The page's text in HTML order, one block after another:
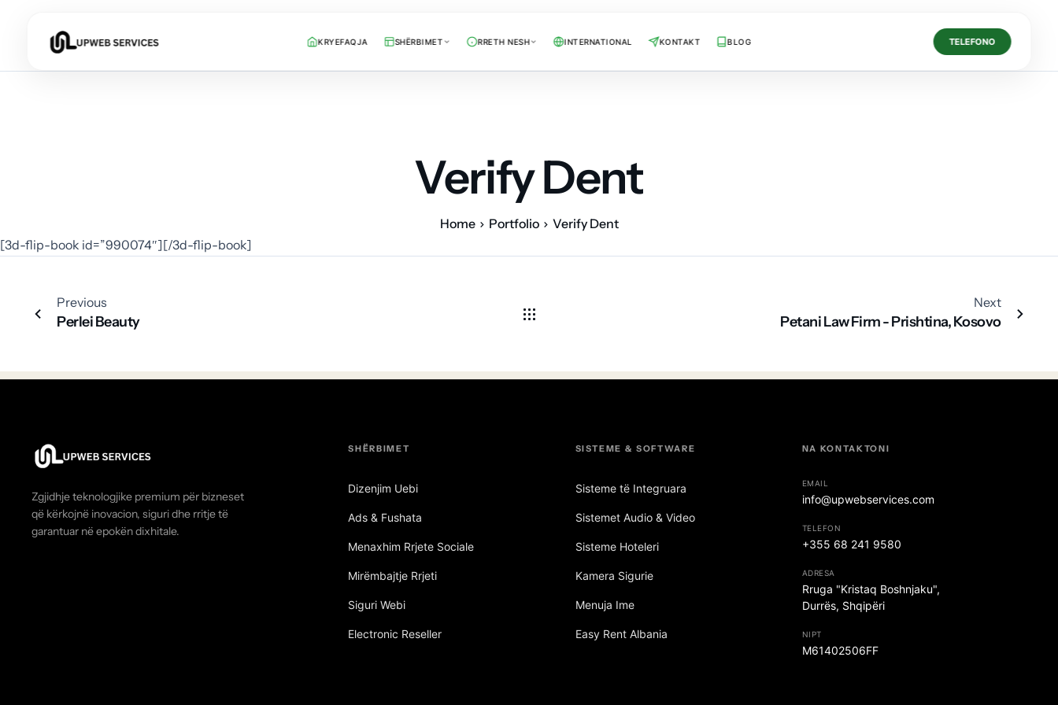
KRYEFAQJA SHËRBIMET RRETH NESH INTERNATIONAL KONTAKT BLOG TELEFONO
Verify Dent
Home Portfolio
Verify Dent
[3d-flip-book id=”990074″][/3d-flip-book]
Previous
Perlei Beauty
Next
Petani Law Firm - Prishtina, Kosovo
Zgjidhje teknologjike premium për bizneset
që kërkojnë inovacion, siguri dhe rritje të
garantuar në epokën dixhitale.
SHËRBIMET
Dizenjim Uebi
Ads & Fushata
Menaxhim Rrjete Sociale
Mirëmbajtje Rrjeti
Siguri Webi
Electronic Reseller
SISTEME & SOFTWARE
Sisteme të Integruara
Sistemet Audio & Video
Sisteme Hoteleri
Kamera Sigurie
Menuja Ime
Easy Rent Albania
NA KONTAKTONI
EMAIL
info@upwebservices.com
TELEFON
+355 68 241 9580
ADRESA
Rruga "Kristaq Boshnjaku",
Durrës, Shqipëri
NIPT
M61402506FF